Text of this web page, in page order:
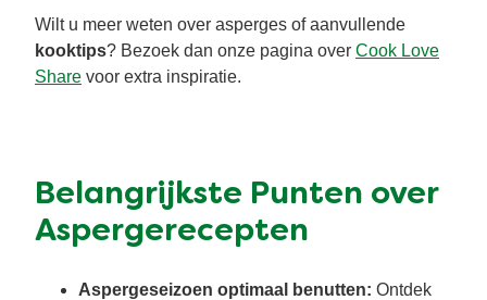
Wilt u meer weten over asperges of aanvullende
kooktips? Bezoek dan onze pagina over Cook Love
Share voor extra inspiratie.
Belangrijkste Punten over
Aspergerecepten
Aspergeseizoen optimaal benutten: Ontdek